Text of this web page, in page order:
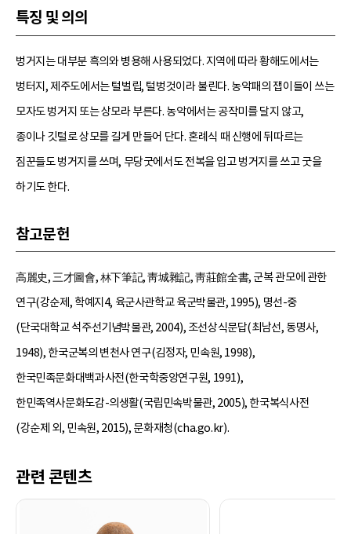
특징 및 의의
벙거지는 대부분 흑의와 병용해 사용되었다. 지역에 따라 황해도에서는
벙터지, 제주도에서는 털벌립, 털벙것이라 불린다. 농악패의 잽이들이 쓰는
모자도 벙거지 또는 상모라 부른다. 농악에서는 공작미를 달지 않고,
종이나 깃털로 상모를 길게 만들어 단다. 혼례식 때 신행에 뒤따르는
짐꾼들도 벙거지를 쓰며, 무당굿에서도 전복을 입고 벙거지를 쓰고 굿을
하기도 한다.
참고문헌
高麗史, 三才圖會, 林下筆記, 靑城雜記, 靑莊館全書, 군복 관모에 관한
연구(강순제, 학예지4, 육군사관학교 육군박물관, 1995), 명선-중
(단국대학교 석주선기념박물관, 2004), 조선상식문답(최남선, 동명사,
1948), 한국군복의 변천사 연구(김정자, 민속원, 1998),
한국민족문화대백과사전(한국학중앙연구원, 1991),
한민족역사문화도감-의생활(국립민속박물관, 2005), 한국복식사전
(강순제 외, 민속원, 2015), 문화재청(cha.go.kr).
관련 콘텐츠